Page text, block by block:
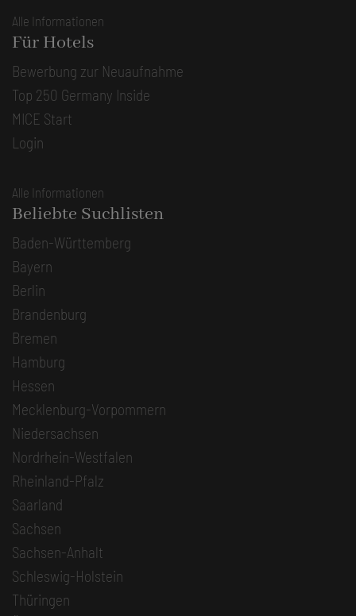
Alle Informationen
Für Hotels
Bewerbung zur Neuaufnahme
Top 250 Germany Inside
MICE Start
Login
Alle Informationen
Beliebte Suchlisten
Baden-Württemberg
Bayern
Berlin
Brandenburg
Bremen
Hamburg
Hessen
Mecklenburg-Vorpommern
Niedersachsen
Nordrhein-Westfalen
Rheinland-Pfalz
Saarland
Sachsen
Sachsen-Anhalt
Schleswig-Holstein
Thüringen